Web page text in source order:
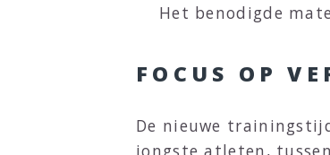
Het benodigde
FOCUS OP
De nieuwe
jongste atleten,